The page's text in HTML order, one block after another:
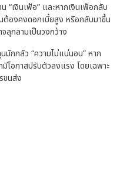
“เงินเฟ้อ” และหากเงินเฟ้อกลับ
ต้องคงดอกเบี้ยสูง หรือกลับมาขึ้น
ลุกลามเป็นวงกว้าง
มักกลัว “ความไม่แน่นอน” หาก
โอกาสปรับตัวลงแรง โดยเฉพาะ
ขนส่ง